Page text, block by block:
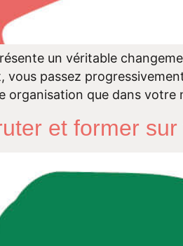
un véritable
passez
organisation que dans votre
et former